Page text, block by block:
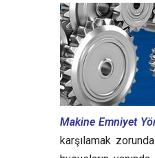
Makine Emniyet
karşılamak